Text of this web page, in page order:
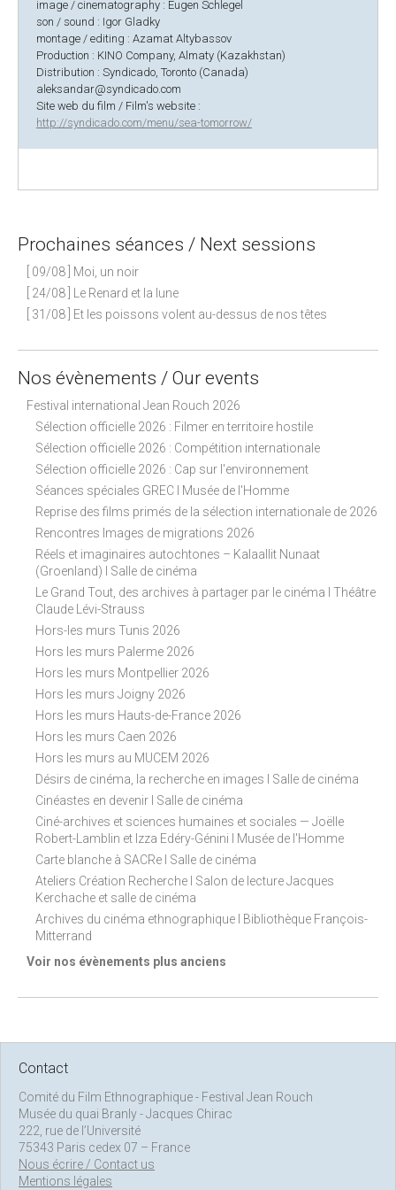
image / cinematography : Eugen Schlegel
son / sound : Igor Gladky
montage / editing : Azamat Altybassov
Production : KINO Company, Almaty (Kazakhstan)
Distribution : Syndicado, Toronto (Canada)
aleksandar@syndicado.com
Site web du film / Film's website :
http://syndicado.com/menu/sea-tomorrow/
Prochaines séances / Next sessions
[ 09/08 ] Moi, un noir
[ 24/08 ] Le Renard et la lune
[ 31/08 ] Et les poissons volent au-dessus de nos têtes
Nos évènements / Our events
Festival international Jean Rouch 2026
Sélection officielle 2026 : Filmer en territoire hostile
Sélection officielle 2026 : Compétition internationale
Sélection officielle 2026 : Cap sur l'environnement
Séances spéciales GREC I Musée de l'Homme
Reprise des films primés de la sélection internationale de 2026
Rencontres Images de migrations 2026
Réels et imaginaires autochtones – Kalaallit Nunaat
(Groenland) I Salle de cinéma
Le Grand Tout, des archives à partager par le cinéma I Théâtre
Claude Lévi-Strauss
Hors-les murs Tunis 2026
Hors les murs Palerme 2026
Hors les murs Montpellier 2026
Hors les murs Joigny 2026
Hors les murs Hauts-de-France 2026
Hors les murs Caen 2026
Hors les murs au MUCEM 2026
Désirs de cinéma, la recherche en images I Salle de cinéma
Cinéastes en devenir I Salle de cinéma
Ciné-archives et sciences humaines et sociales — Joëlle
Robert-Lamblin et Izza Edéry-Génini I Musée de l'Homme
Carte blanche à SACRe I Salle de cinéma
Ateliers Création Recherche I Salon de lecture Jacques
Kerchache et salle de cinéma
Archives du cinéma ethnographique I Bibliothèque François-
Mitterrand
Voir nos évènements plus anciens
Contact
Comité du Film Ethnographique - Festival Jean Rouch
Musée du quai Branly - Jacques Chirac
222, rue de l’Université
75343 Paris cedex 07 – France
Nous écrire / Contact us
Mentions légales